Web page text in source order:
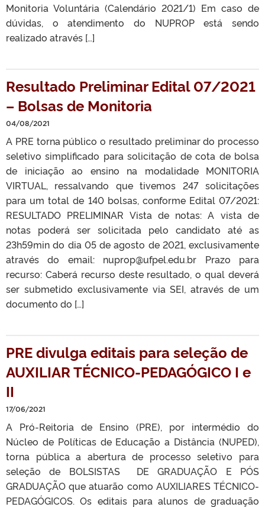
Monitoria Voluntária (Calendário 2021/1) Em caso de
dúvidas, o atendimento do NUPROP está sendo
realizado através […]
Resultado Preliminar Edital 07/2021
– Bolsas de Monitoria
04/08/2021
A PRE torna público o resultado preliminar do processo
seletivo simplificado para solicitação de cota de bolsa
de iniciação ao ensino na modalidade MONITORIA
VIRTUAL, ressalvando que tivemos 247 solicitações
para um total de 140 bolsas, conforme Edital 07/2021:
RESULTADO PRELIMINAR Vista de notas: A vista de
notas poderá ser solicitada pelo candidato até as
23h59min do dia 05 de agosto de 2021, exclusivamente
através do email: nuprop@ufpel.edu.br Prazo para
recurso: Caberá recurso deste resultado, o qual deverá
ser submetido exclusivamente via SEI, através de um
documento do […]
PRE divulga editais para seleção de
AUXILIAR TÉCNICO-PEDAGÓGICO I e
II
17/06/2021
A Pró-Reitoria de Ensino (PRE), por intermédio do
Núcleo de Políticas de Educação a Distância (NUPED),
torna pública a abertura de processo seletivo para
seleção de BOLSISTAS DE GRADUAÇÃO E PÓS
GRADUAÇÃO que atuarão como AUXILIARES TÉCNICO-
PEDAGÓGICOS. Os editais para alunos de graduação